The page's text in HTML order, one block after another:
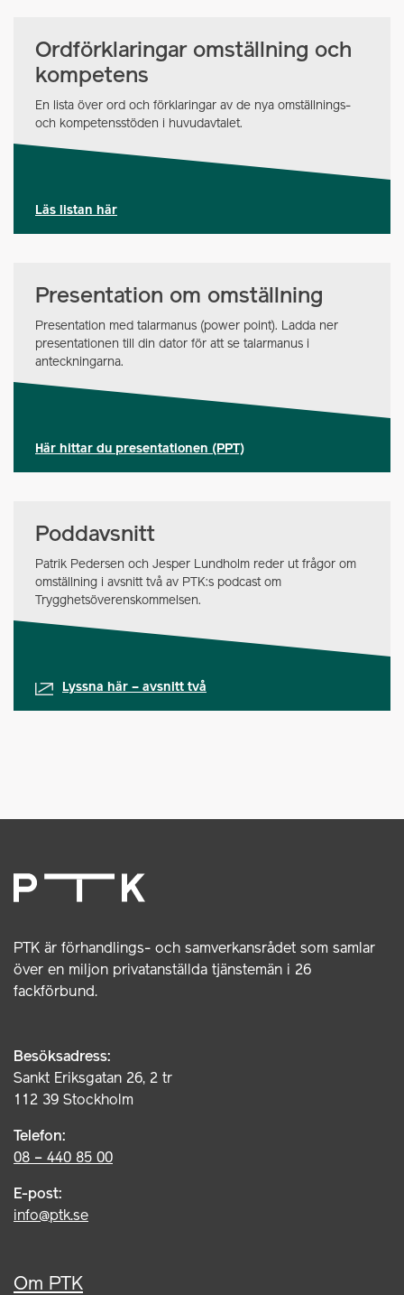
Ordförklaringar omställning och
kompetens
En lista över ord och förklaringar av de nya omställnings-
och kompetensstöden i huvudavtalet.
Läs listan här
Presentation om omställning
Presentation med talarmanus (power point). Ladda ner
presentationen till din dator för att se talarmanus i
anteckningarna.
Här hittar du presentationen (PPT)
Poddavsnitt
Patrik Pedersen och Jesper Lundholm reder ut frågor om
omställning i avsnitt två av PTK:s podcast om
Trygghetsöverenskommelsen.
Lyssna här – avsnitt två
PTK är förhandlings- och samverkansrådet som samlar
över en miljon privatanställda tjänstemän i 26
fackförbund.
Besöksadress:
Sankt Eriksgatan 26, 2 tr
112 39 Stockholm
Telefon:
08 – 440 85 00
E-post:
info@ptk.se
Om PTK